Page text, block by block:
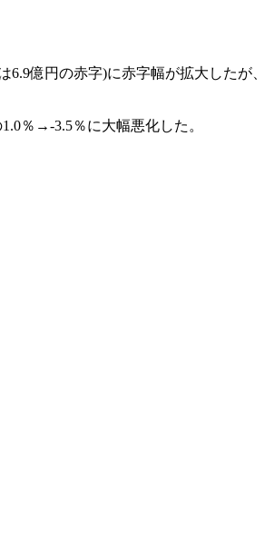
億円の赤字)に赤字幅が拡大したが、
％→-3.5％に大幅悪化した。